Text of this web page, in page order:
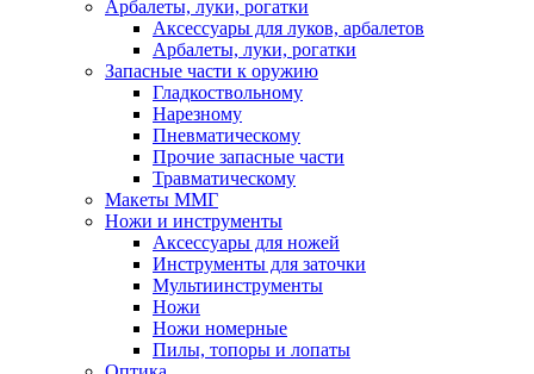
Арбалеты, луки, рогатки
Аксессуары для луков, арбалетов
Арбалеты, луки, рогатки
Запасные части к оружию
Гладкоствольному
Нарезному
Пневматическому
Прочие запасные части
Травматическому
Макеты ММГ
Ножи и инструменты
Аксессуары для ножей
Инструменты для заточки
Мультиинструменты
Ножи
Ножи номерные
Пилы, топоры и лопаты